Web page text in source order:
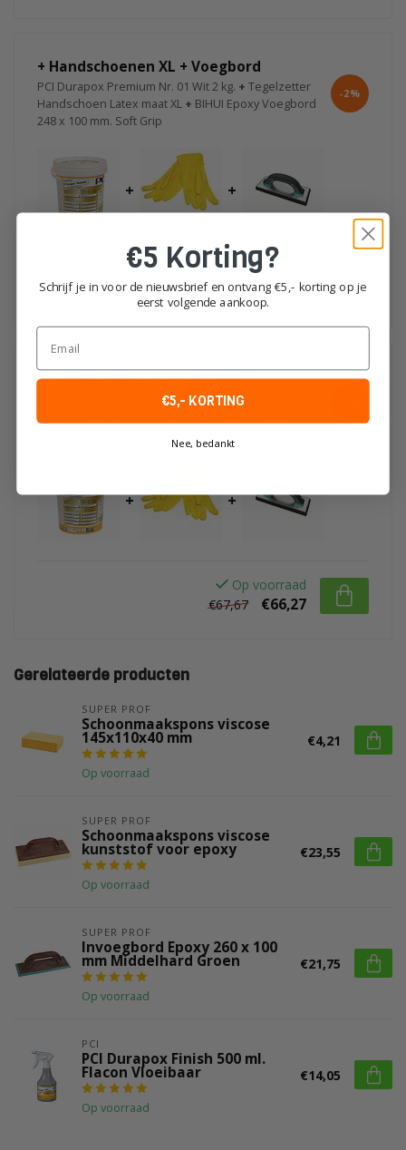
+ Handschoenen XL + Voegbord
PCI Durapox Premium Nr. 01 Wit 2 kg. + Tegelzetter
Handschoen Latex maat XL + BIHUI Epoxy Voegbord
248 x 100 mm. Soft Grip
-2%
+ +
Op voorraad
€67,67
€66,27
+ Handschoenen L + Voegbord
PCI Durapox Premium Nr. 01 Wit 2 kg. +
+ +
Op voorraad
€67,67
€66,27
Gerelateerde producten
SUPER PROF
Schoonmaakspons viscose
145x110x40 mm
Op voorraad
€4,21
SUPER PROF
Schoonmaakspons viscose
kunststof voor epoxy
Op voorraad
€23,55
SUPER PROF
Invoegbord Epoxy 260 x 100
mm Middelhard Groen
Op voorraad
€21,75
PCI
PCI Durapox Finish 500 ml.
Flacon Vloeibaar
Op voorraad
€14,05
€5 Korting?
Schrijf je in voor de nieuwsbrief en ontvang €5,- korting op je
eerst volgende aankoop.
Email
€5,- KORTING
Nee, bedankt